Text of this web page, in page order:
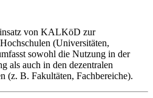
von KALKöD zur
(Universitäten,
sowohl die Nutzung in der
als auch in den dezentralen
(z. B. Fakultäten, Fachbereiche).